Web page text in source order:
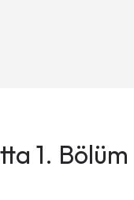
1. Bölüm